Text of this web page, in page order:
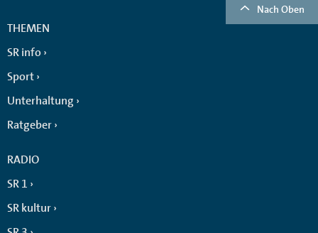
Nach Oben
THEMEN
SR info
Sport
Unterhaltung
Ratgeber
RADIO
SR 1
SR kultur